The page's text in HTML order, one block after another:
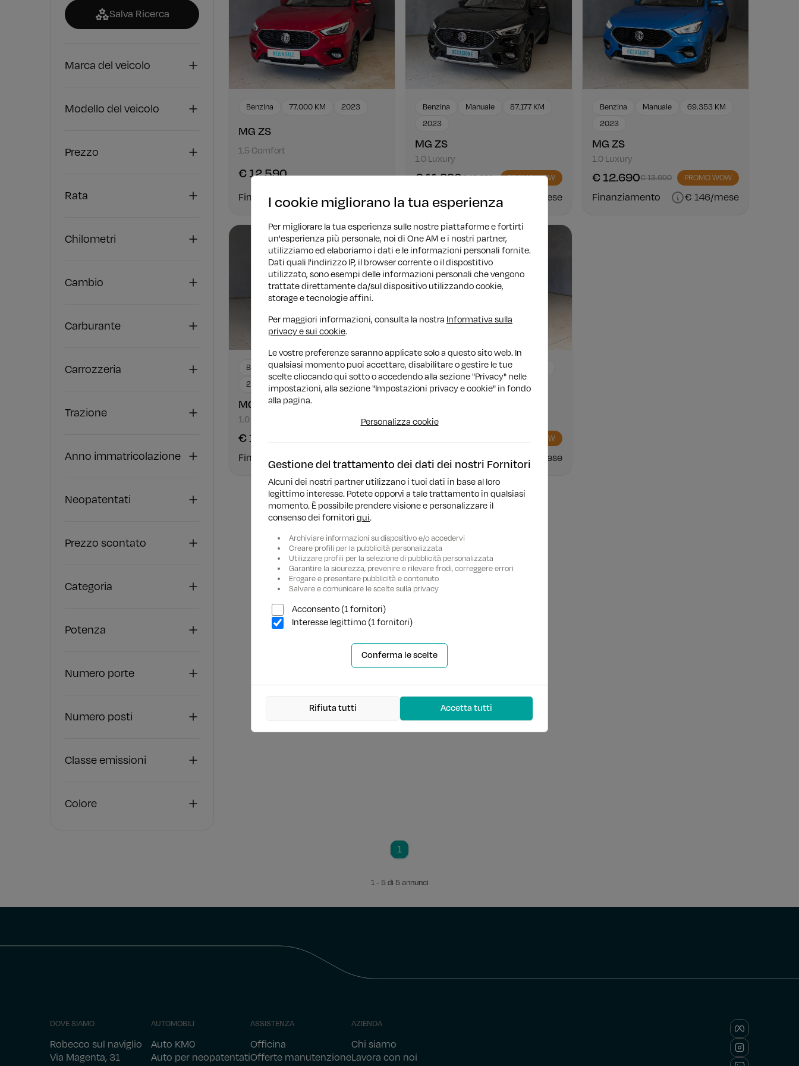
Salva Ricerca
Marca del veicolo
Modello del veicolo
Prezzo
Rata
Chilometri
Cambio
Carburante
Carrozzeria
Trazione
Anno immatricolazione
Neopatentati
Prezzo scontato
Categoria
Potenza
Numero porte
Numero posti
Classe emissioni
Colore
Benzina 77.000 KM 2023
MG ZS
1.5 Comfort
€ 12.590
Finanziamento € 144/mese
Benzina Manuale
87.177 KM
2023
MG ZS
1.0 Luxury
€ 11.890€ 12.890 PROMO WOW
Finanziamento € 149/mese
Benzina Manuale
69.353 KM
2023
MG ZS
1.0 Luxury
€ 12.690€ 13.690 PROMO WOW
Finanziamento € 146/mese
Benzina Manuale
61.223 KM
2023
MG ZS
1.0 Luxury
€ 12.690
Finanziamento € 146/mese
Benzina Manuale
67.930 KM
2023
1.5 Comfort
€ 12.690 PROMO WOW
Finanziamento € 146/mese
1
1 - 5 di 5 annunci
DOVE SIAMO
Robecco sul naviglio
Via Magenta, 31
AUTOMOBILI
Auto KM0
Auto per neopatentati
ASSISTENZA
Officina
Offerte manutenzione
AZIENDA
Chi siamo
Lavora con noi
I cookie migliorano la tua esperienza
Per migliorare la tua esperienza sulle nostre piattaforme e fortirti
un'esperienza più personale, noi di One AM e i nostri partner,
utilizziamo ed elaboriamo i dati e le informazioni personali fornite.
Dati quali l'indirizzo IP, il browser corrente o il dispostitivo
utilizzato, sono esempi delle informazioni personali che vengono
trattate direttamente da/sul dispositivo utilizzando cookie,
storage e tecnologie affini.
Per maggiori informazioni, consulta la nostra Informativa sulla
privacy e sui cookie.
Le vostre preferenze saranno applicate solo a questo sito web. In
qualsiasi momento puoi accettare, disabilitare o gestire le tue
scelte cliccando qui sotto o accedendo alla sezione "Privacy" nelle
impostazioni, alla sezione "Impostazioni privacy e cookie" in fondo
alla pagina.
Personalizza cookie
Gestione del trattamento dei dati dei nostri Fornitori
Alcuni dei nostri partner utilizzano i tuoi dati in base al loro
legittimo interesse. Potete opporvi a tale trattamento in qualsiasi
momento. È possibile prendere visione e personalizzare il
consenso dei fornitoriqui.
Archiviare informazioni su dispositivo e/o accedervi
Creare profili per la pubblicità personalizzata
Utilizzare profili per la selezione di pubblicità personalizzata
Garantire la sicurezza, prevenire e rilevare frodi, correggere errori
Erogare e presentare pubblicità e contenuto
Salvare e comunicare le scelte sulla privacy
Acconsento (1 fornitori)
Interesse legittimo (1 fornitori)
Conferma le scelte
Rifiuta tutti Accetta tutti